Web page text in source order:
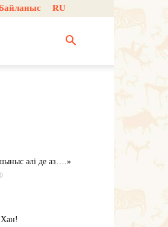
RU
әлі де аз….»